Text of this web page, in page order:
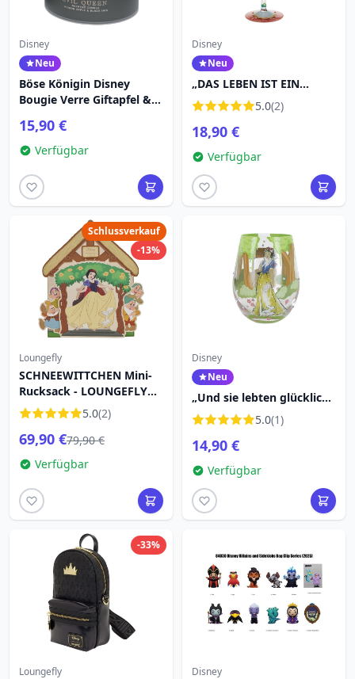
Disney
Neu
Böse Königin Disney
Bougie Verre Giftapfel &
15,90 €
Verfügbar
Disney
Neu
„DAS LEBEN IST EIN
MÄRCHEN“
SCHNEEWITTCHEN -
WEINGLAS – DISNEY
5.0(2)
18,90 €
Verfügbar
Schlussverkauf
-13%
Loungefly
SCHNEEWITTCHEN Mini-
Rucksack - LOUNGEFLY
Disney
5.0(2)
69,90 €79,90 €
Verfügbar
Disney
Neu
„Und sie lebten glücklich
bis an ihr Lebensende“
SCHNEEWITTCHEN
Stielloses Glas – Disney
5.0(1)
14,90 €
Verfügbar
-33%
Loungefly Disney